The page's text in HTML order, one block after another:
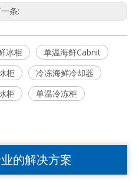
条:
冰柜
单温海鲜Cabnit
柜
冷冻海鲜冷却器
柜
单温冷冻柜
的解决方案